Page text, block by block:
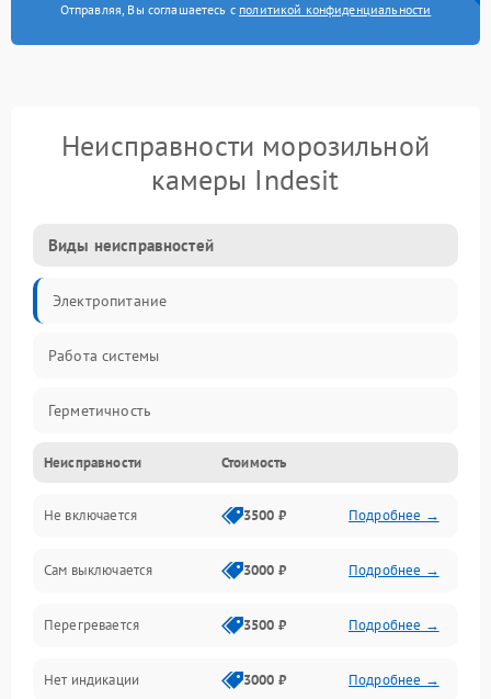
Отправляя, Вы соглашаетесь с политикой конфиденциальности
Неисправности морозильной
камеры Indesit
Виды неисправностей
Электропитание
Работа системы
Герметичность
Механика
Неисправности Стоимость
Не включается 3500 ₽ Подробнее →
Сам выключается 3000 ₽ Подробнее →
Перегревается 3500 ₽ Подробнее →
Нет индикации 3000 ₽ Подробнее →